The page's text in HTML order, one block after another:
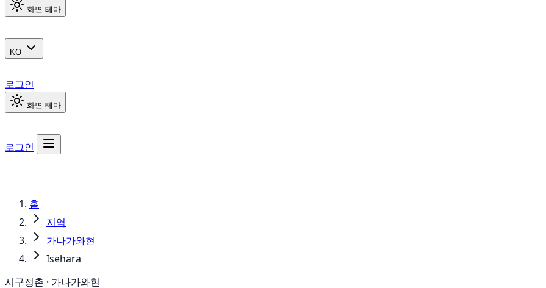
화면 테마
KO
로그인
화면 테마
로그인
홈
지역
가나가와현
Isehara
시구정촌 · 가나가와현